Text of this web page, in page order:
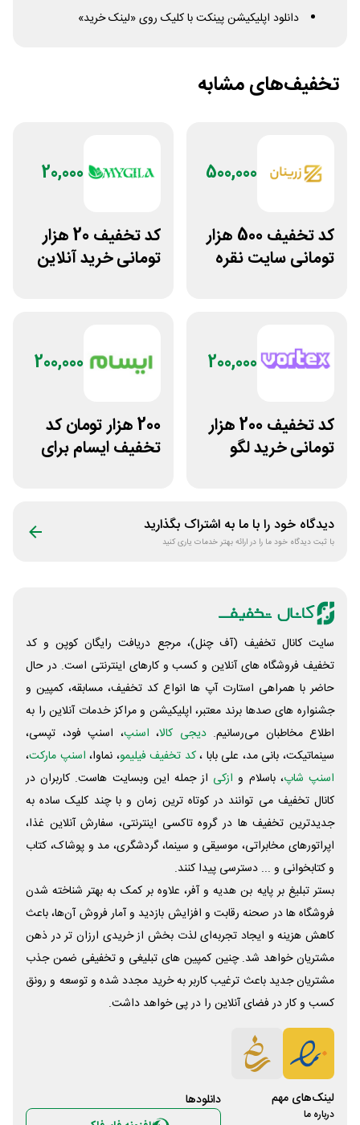
دانلود اپلیکیشن پینکت با کلیک روی «لینک خرید»
تخفیف‌های مشابه
500,000
کد تخفیف 500 هزار
تومانی سایت نقره
20,000
کد تخفیف 20 هزار
تومانی خرید آنلاین
200,000
کد تخفیف 200 هزار
تومانی خرید لگو
200,000
200 هزار تومان کد
تخفیف ایسام برای
دیدگاه خود را با ما به اشتراک بگذارید
با ثبت دیدگاه خود ما را در ارائه بهتر خدمات یاری کنید
سایت کانال تخفیف (آف چنل)، مرجع دریافت رایگان کوپن و کد
تخفیف فروشگاه های آنلاین و کسب و‌ کارهای اینترنتی است. در حال
حاضر با همراهی استارت آپ ها انواع کد تخفیف، مسابقه، کمپین و
جشنواره های صدها برند معتبر، اپلیکیشن و مراکز خدمات آنلاین را به
اطلاع مخاطبان می‌رسانیم. دیجی کالا، اسنپ، اسنپ فود، تپسی،
سینماتیکت، بانی مد، علی‌ بابا ،کد تخفیف فیلیمو، نماوا، اسنپ مارکت،
اسنپ شاپ، باسلام و ازکی از جمله این وبسایت ‌هاست. کاربران در
کانال تخفیف می توانند در کوتاه ترین زمان و با چند کلیک ساده به
جدیدترین تخفیف ها در گروه تاکسی اینترنتی، سفارش آنلاین غذا،
اپراتورهای مخابراتی، موسیقی و سینما، گردشگری، مد و پوشاک، کتاب
و کتابخوانی و ... دسترسی پیدا کنند.
بستر تبلیغ بر پایه بن هدیه و آفر، علاوه بر کمک به بهتر شناخته شدن
فروشگاه ها در صحنه رقابت و افزایش بازدید و آمار فروش آن‌ها، باعث
کاهش هزینه و ایجاد تجربه‌ای لذت بخش از خریدی ارزان تر در ذهن
مشتریان خواهد شد. چنین کمپین های تبلیغی و تخفیفی ضمن جذب
مشتریان جدید باعث ترغیب کاربر به خرید مجدد شده و توسعه و رونق
کسب و کار در فضای آنلاین را در پی خواهد داشت.
لینک‌های مهم
درباره ما
دانلود‌ها